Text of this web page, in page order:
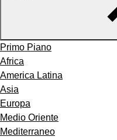
Primo Piano
Africa
America Latina
Asia
Europa
Medio Oriente
Mediterraneo